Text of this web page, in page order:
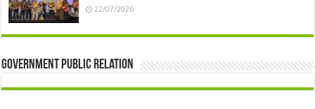
22/07/2026
Government Public Relation